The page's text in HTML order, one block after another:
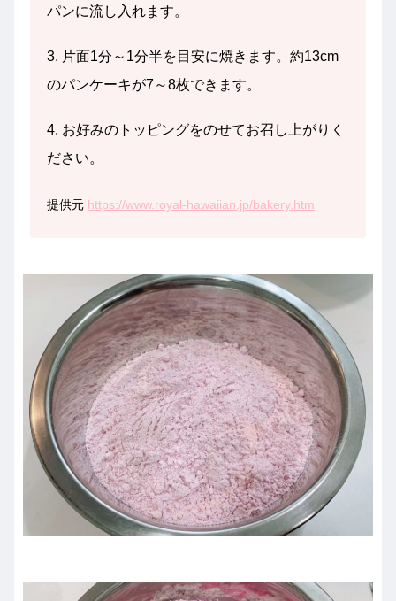
パンに流し入れます。
3. 片面1分～1分半を目安に焼きます。約13cm
のパンケーキが7～8枚できます。
4. お好みのトッピングをのせてお召し上がりく
ださい。
提供元 https://www.royal-hawaiian.jp/bakery.htm